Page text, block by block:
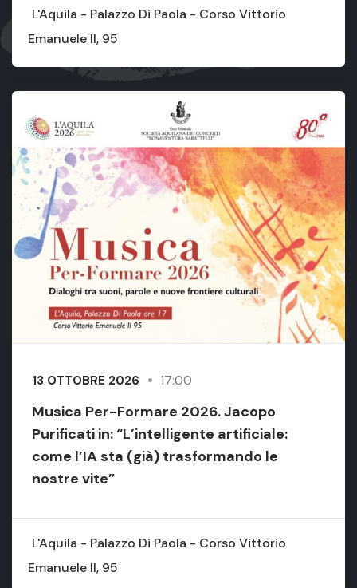
L'Aquila - Palazzo Di Paola - Corso Vittorio
Emanuele II, 95
13 OTTOBRE 2026 17:00
Musica Per-Formare 2026. Jacopo
Purificati in: “L’intelligente artificiale:
come l’IA sta (già) trasformando le
nostre vite”
L'Aquila - Palazzo Di Paola - Corso Vittorio
Emanuele II, 95